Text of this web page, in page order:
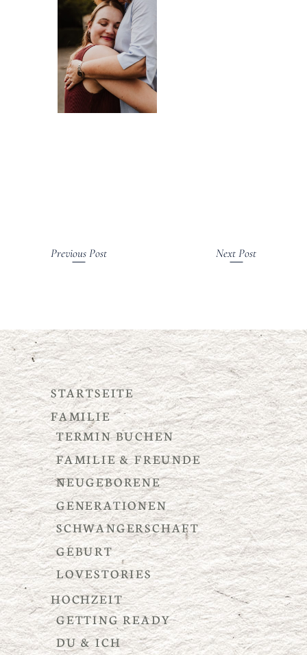
Previous Post Next Post
STARTSEITE
FAMILIE
TERMIN BUCHEN
FAMILIE & FREUNDE
NEUGEBORENE
GENERATIONEN
SCHWANGERSCHAFT
GEBURT
LOVESTORIES
HOCHZEIT
GETTING READY
DU & ICH